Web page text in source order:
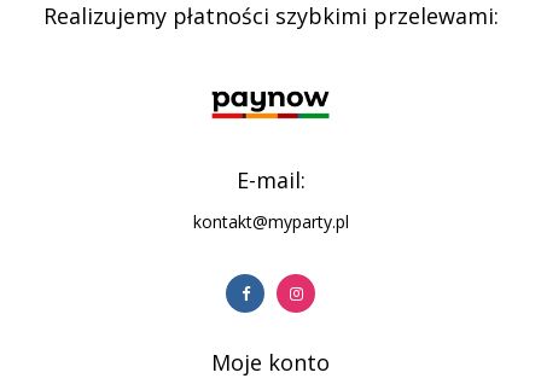
Realizujemy płatności szybkimi przelewami:
E-mail:
kontakt@myparty.pl
Moje konto